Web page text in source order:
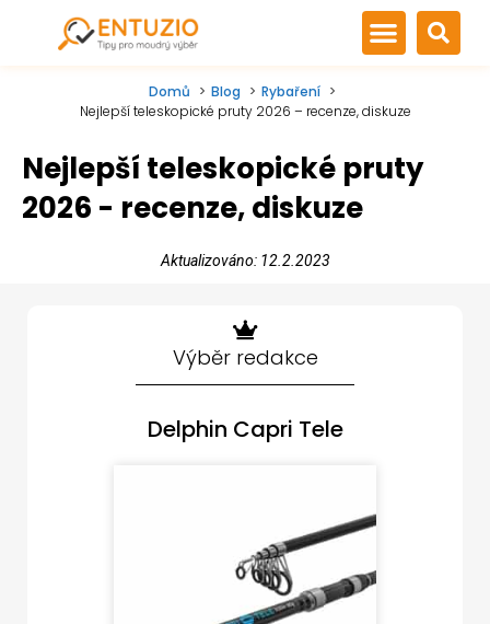
Domů Blog
Rybaření
Nejlepší teleskopické pruty 2026 – recenze, diskuze
Nejlepší teleskopické pruty
2026 - recenze, diskuze
Aktualizováno: 12.2.2023
Výběr redakce
Delphin Capri Tele